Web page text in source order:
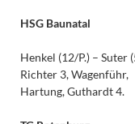
HSG Baunatal
Henkel (12/P.) – Suter
Richter 3,
Hartung, Guthardt 4.